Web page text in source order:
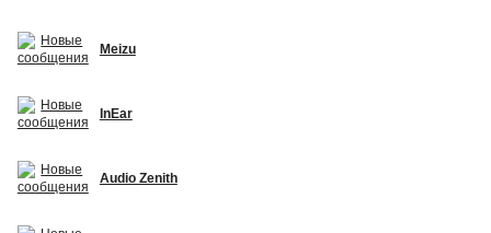
Meizu
InEar
Audio Zenith